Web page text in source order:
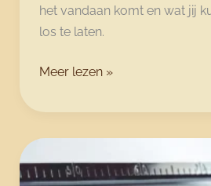
het vandaan komt en wat jij
los te laten.
Onzekerheid
Iedereen
heeft
Meer lezen »